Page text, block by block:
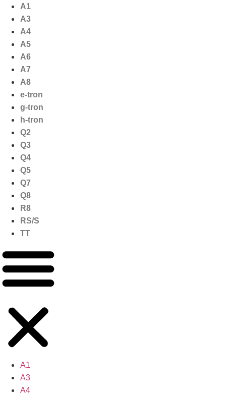
naar
inhoud
A1
A3
A4
A5
A6
A7
A8
e-tron
g-tron
h-tron
Q2
Q3
Q4
Q5
Q7
Q8
R8
RS/S
TT
A1
A3
A4